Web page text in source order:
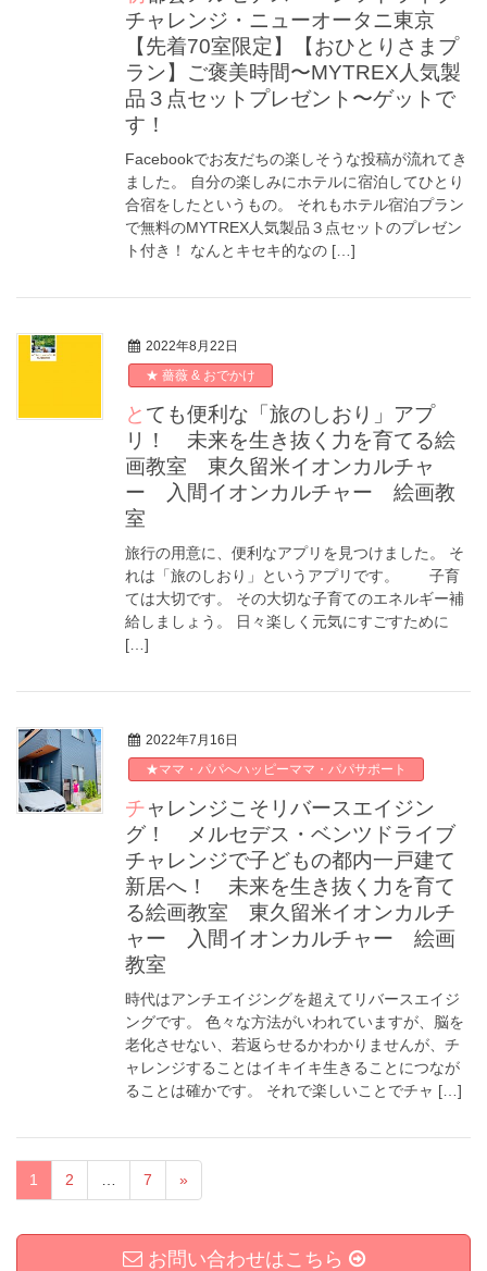
チャレンジ・ニューオータニ東京
【先着70室限定】【おひとりさまプ
ラン】ご褒美時間〜MYTREX人気製
品３点セットプレゼント〜ゲットで
す！
Facebookでお友だちの楽しそうな投稿が流れてき
ました。 自分の楽しみにホテルに宿泊してひとり
合宿をしたというもの。 それもホテル宿泊プラン
で無料のMYTREX人気製品３点セットのプレゼン
ト付き！ なんとキセキ的なの […]
2022年8月22日
★ 薔薇 & おでかけ
とても便利な「旅のしおり」アプ
リ！ 未来を生き抜く力を育てる絵
画教室 東久留米イオンカルチャ
ー 入間イオンカルチャー 絵画教
室
旅行の用意に、便利なアプリを見つけました。 そ
れは「旅のしおり」というアプリです。 子育
ては大切です。 その大切な子育てのエネルギー補
給しましょう。 日々楽しく元気にすごすために
[…]
2022年7月16日
★ママ・パパへハッピーママ・パパサポート
チャレンジこそリバースエイジン
グ！ メルセデス・ベンツドライブ
チャレンジで子どもの都内一戸建て
新居へ！ 未来を生き抜く力を育て
る絵画教室 東久留米イオンカルチ
ャー 入間イオンカルチャー 絵画
教室
時代はアンチエイジングを超えてリバースエイジ
ングです。 色々な方法がいわれていますが、脳を
老化させない、若返らせるかわかりませんが、チ
ャレンジすることはイキイキ生きることにつなが
ることは確かです。 それで楽しいことでチャ […]
1 2 7 »
お問い合わせはこちら